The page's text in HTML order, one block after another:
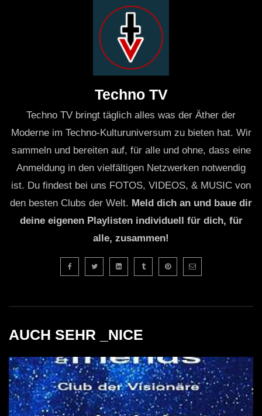
Techno TV
Techno TV bringt täglich alles was der Äther der
Moderne im Techno-Kulturuniversum zu bieten hat. Wir
sammeln und bereiten auf, für alle und ohne, dass eine
Anmeldung in den vielfältigen Netzwerken notwendig
ist. Du findest bei uns FOTOS, VIDEOS, & MUSIC von
den besten Clubs der Welt. Meld dich an und baue dir
deine eigenen Playlisten individuell für dich, für
alle, zusammen!
AUCH SEHR _NICE